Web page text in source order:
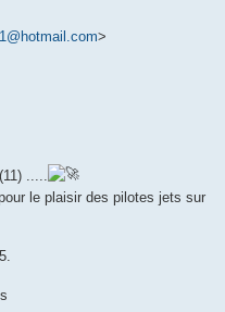
>
.....
le plaisir des pilotes jets sur